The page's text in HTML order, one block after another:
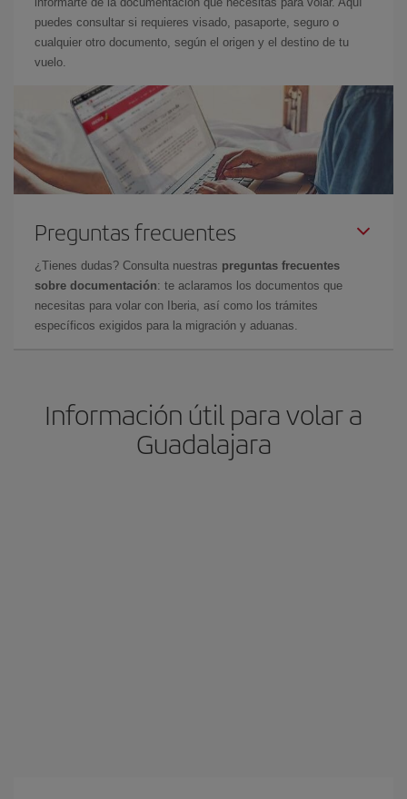
puedes consultar si requieres visado, pasaporte, seguro o
cualquier otro documento, según el origen y el destino de tu
vuelo.
Preguntas frecuentes
¿Tienes dudas? Consulta nuestras preguntas frecuentes
sobre documentación: te aclaramos los documentos que
necesitas para volar con Iberia, así como los trámites
específicos exigidos para la migración y aduanas.
Información útil para volar a
Guadalajara